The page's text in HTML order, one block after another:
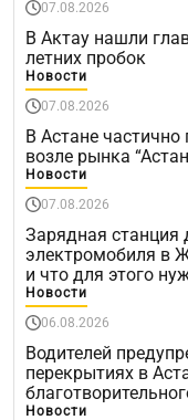
07.08.2026
В Актау нашли
летних пробок
Новости
07.08.2026
В Астане
возле рынка
Новости
07.08.2026
Зарядная станция
электромобиля в
и что для этого
Новости
06.08.2026
Водителей
перекрытиях в
Новости